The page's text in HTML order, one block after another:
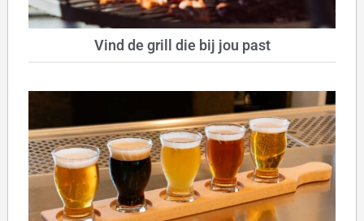
Vind de grill die bij jou past